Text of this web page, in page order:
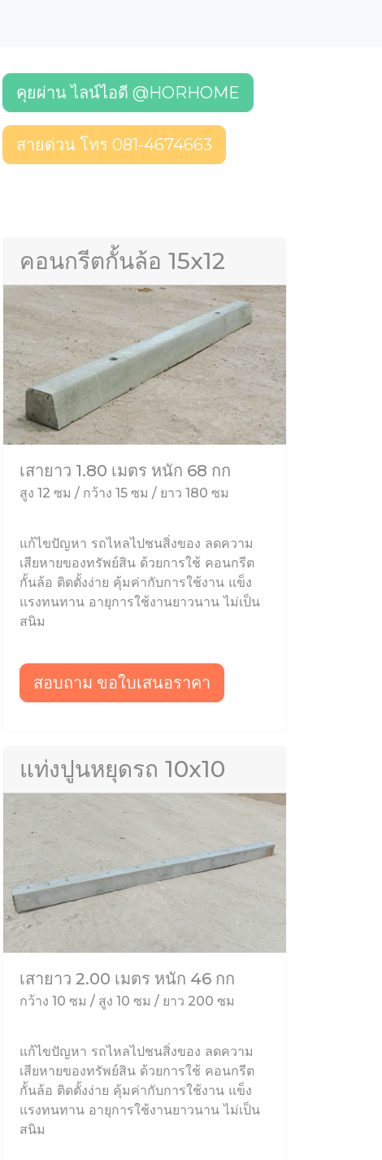
คุยผ่าน ไลน์ไอดี @HORHOME
สายด่วน โทร 081-4674663
คอนกรีตกั้นล้อ 15x12
เสายาว 1.80 เมตร หนัก 68 กก
สูง 12 ซม / กว้าง 15 ซม / ยาว 180 ซม
แก้ไขปัญหา รถไหลไปชนสิ่งของ ลดความ
เสียหายของทรัพย์สิน ด้วยการใช้ คอนกรีต
กั้นล้อ ติดตั้งง่าย คุ้มค่ากับการใช้งาน แข็ง
แรงทนทาน อายุการใช้งานยาวนาน ไม่เป็น
สนิม
สอบถาม ขอใบเสนอราคา
แท่งปูนหยุดรถ 10x10
เสายาว 2.00 เมตร หนัก 46 กก
กว้าง 10 ซม / สูง 10 ซม / ยาว 200 ซม
แก้ไขปัญหา รถไหลไปชนสิ่งของ ลดความ
เสียหายของทรัพย์สิน ด้วยการใช้ คอนกรีต
กั้นล้อ ติดตั้งง่าย คุ้มค่ากับการใช้งาน แข็ง
แรงทนทาน อายุการใช้งานยาวนาน ไม่เป็น
สนิม